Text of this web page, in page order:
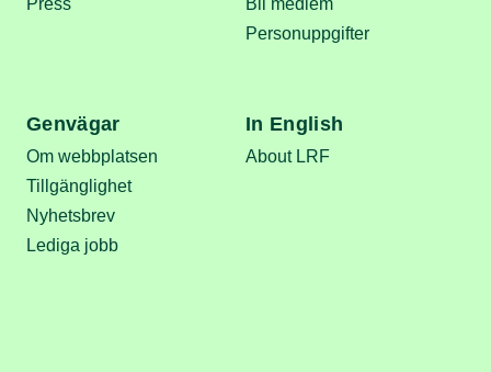
Press
Bli medlem
Personuppgifter
Genvägar
Om webbplatsen
Tillgänglighet
Nyhetsbrev
Lediga jobb
In English
About LRF